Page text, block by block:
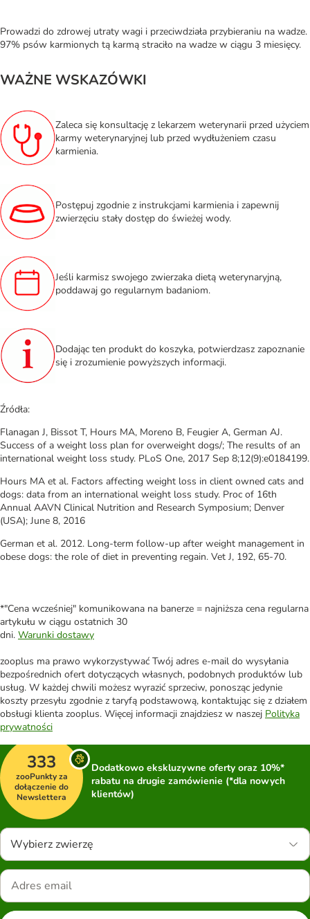
Prowadzi do zdrowej utraty wagi i przeciwdziała przybieraniu na wadze.
97% psów karmionych tą karmą straciło na wadze w ciągu 3 miesięcy.
WAŻNE WSKAZÓWKI
Zaleca się konsultację z lekarzem weterynarii przed użyciem
karmy weterynaryjnej lub przed wydłużeniem czasu
karmienia.
Postępuj zgodnie z instrukcjami karmienia i zapewnij
zwierzęciu stały dostęp do świeżej wody.
Jeśli karmisz swojego zwierzaka dietą weterynaryjną,
poddawaj go regularnym badaniom.
Dodając ten produkt do koszyka, potwierdzasz zapoznanie
się i zrozumienie powyższych informacji.
Źródła:
Flanagan J, Bissot T, Hours MA, Moreno B, Feugier A, German AJ.
Success of a weight loss plan for overweight dogs/; The results of an
international weight loss study. PLoS One, 2017 Sep 8;12(9):e0184199.
Hours MA et al. Factors affecting weight loss in client owned cats and
dogs: data from an international weight loss study. Proc of 16th
Annual AAVN Clinical Nutrition and Research Symposium; Denver
(USA); June 8, 2016
German et al. 2012. Long-term follow-up after weight management in
obese dogs: the role of diet in preventing regain. Vet J, 192, 65-70.
*"Cena wcześniej" komunikowana na banerze = najniższa cena regularna
artykułu w ciągu ostatnich 30
dni. Warunki dostawy
zooplus ma prawo wykorzystywać Twój adres e-mail do wysyłania
bezpośrednich ofert dotyczących własnych, podobnych produktów lub
usług. W każdej chwili możesz wyrazić sprzeciw, ponosząc jedynie
koszty przesyłu zgodnie z taryfą podstawową, kontaktując się z działem
obsługi klienta zooplus. Więcej informacji znajdziesz w naszej Polityka
prywatności
333
zooPunkty za
dołączenie do
Newslettera
Dodatkowo ekskluzywne oferty oraz 10%*
rabatu na drugie zamówienie (*dla nowych
klientów)
Wybierz zwierzę